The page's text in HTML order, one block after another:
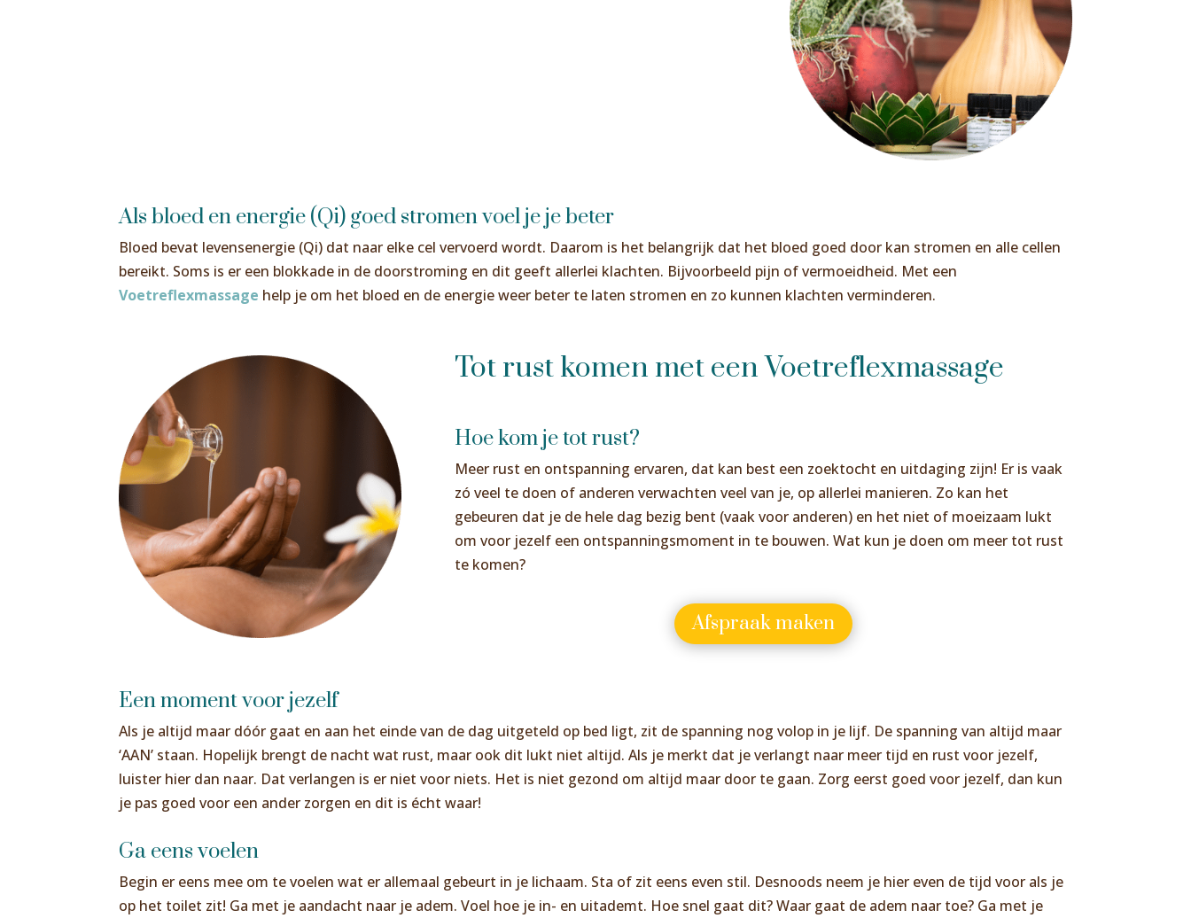
Als bloed en energie (Qi) goed stromen voel je je beter
Bloed bevat levensenergie (Qi) dat naar elke cel vervoerd wordt. Daarom is het belangrijk dat het bloed goed door kan stromen en alle cellen
bereikt. Soms is er een blokkade in de doorstroming en dit geeft allerlei klachten. Bijvoorbeeld pijn of vermoeidheid. Met een
Voetreflexmassage help je om het bloed en de energie weer beter te laten stromen en zo kunnen klachten verminderen.
Tot rust komen met een Voetreflexmassage
Hoe kom je tot rust?
Meer rust en ontspanning ervaren, dat kan best een zoektocht en uitdaging zijn! Er is vaak
zó veel te doen of anderen verwachten veel van je, op allerlei manieren. Zo kan het
gebeuren dat je de hele dag bezig bent (vaak voor anderen) en het niet of moeizaam lukt
om voor jezelf een ontspanningsmoment in te bouwen. Wat kun je doen om meer tot rust
te komen?
Afspraak maken
Een moment voor jezelf
Als je altijd maar dóór gaat en aan het einde van de dag uitgeteld op bed ligt, zit de spanning nog volop in je lijf. De spanning van altijd maar
‘AAN’ staan. Hopelijk brengt de nacht wat rust, maar ook dit lukt niet altijd. Als je merkt dat je verlangt naar meer tijd en rust voor jezelf,
luister hier dan naar. Dat verlangen is er niet voor niets. Het is niet gezond om altijd maar door te gaan. Zorg eerst goed voor jezelf, dan kun
je pas goed voor een ander zorgen en dit is écht waar!
Ga eens voelen
Begin er eens mee om te voelen wat er allemaal gebeurt in je lichaam. Sta of zit eens even stil. Desnoods neem je hier even de tijd voor als je
op het toilet zit! Ga met je aandacht naar je adem. Voel hoe je in- en uitademt. Hoe snel gaat dit? Waar gaat de adem naar toe? Ga met je